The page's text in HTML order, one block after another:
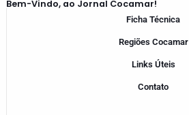
Bem-Vindo, ao Jornal Cocamar!
Ficha Técnica
Regiões Cocamar
Links Úteis
Contato